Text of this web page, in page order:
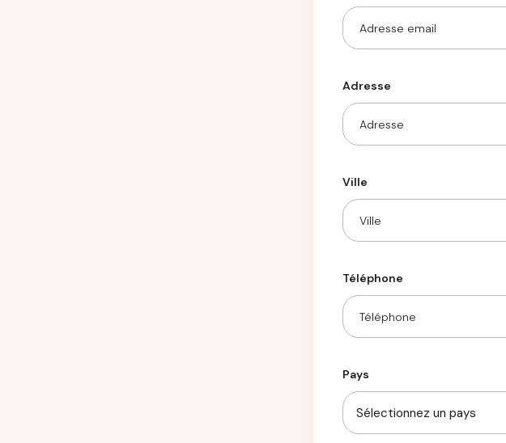
Adresse
Ville
Téléphone
Pays
Sélectionnez un pays